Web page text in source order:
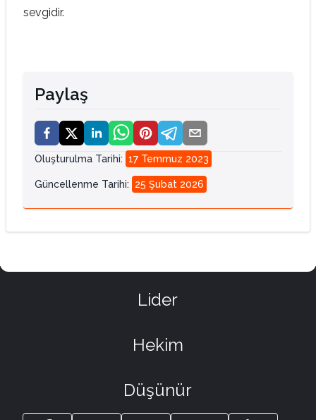
sevgidir.
Paylaş
Oluşturulma Tarihi: 17 Temmuz 2023
Güncellenme Tarihi: 25 Şubat 2026
Lider
Hekim
Düşünür